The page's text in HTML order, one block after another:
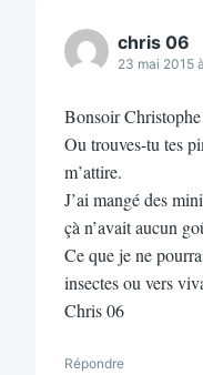
chris 06
23 mai 2015
Bonsoir Christophe
Ou trouves-tu tes
m’attire.
J’ai mangé des
çà n’avait aucun
Ce que je ne
insectes ou vers
Chris 06
Répondre